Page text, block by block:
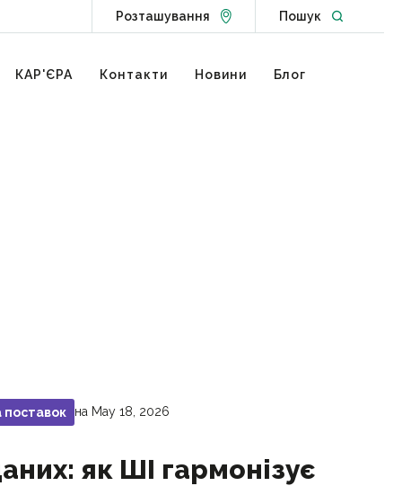
Розташування Go to Locations page
Пошук Open
КАР'ЄРА Контакти Новини Блог
поставок на May 18, 2026
як ШІ гармонізує